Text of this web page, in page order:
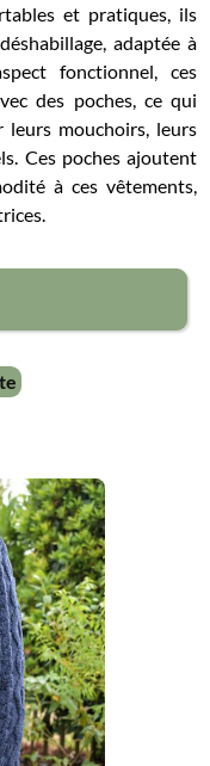
et pratiques, ils
adaptée à
fonctionnel, ces
des poches, ce qui
leurs mouchoirs, leurs
Ces poches ajoutent
à ces vêtements,